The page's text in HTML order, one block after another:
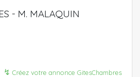
- M. MALAQUIN
↯ Créez votre annonce GitesChambres